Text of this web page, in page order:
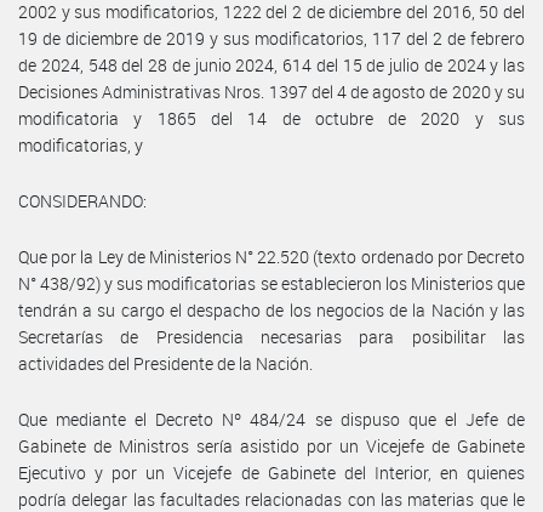
2002 y sus modificatorios, 1222 del 2 de diciembre del 2016, 50 del
19 de diciembre de 2019 y sus modificatorios, 117 del 2 de febrero
de 2024, 548 del 28 de junio 2024, 614 del 15 de julio de 2024 y las
Decisiones Administrativas Nros. 1397 del 4 de agosto de 2020 y su
modificatoria y 1865 del 14 de octubre de 2020 y sus
modificatorias, y
CONSIDERANDO:
Que por la Ley de Ministerios N° 22.520 (texto ordenado por Decreto
N° 438/92) y sus modificatorias se establecieron los Ministerios que
tendrán a su cargo el despacho de los negocios de la Nación y las
Secretarías de Presidencia necesarias para posibilitar las
actividades del Presidente de la Nación.
Que mediante el Decreto Nº 484/24 se dispuso que el Jefe de
Gabinete de Ministros sería asistido por un Vicejefe de Gabinete
Ejecutivo y por un Vicejefe de Gabinete del Interior, en quienes
podría delegar las facultades relacionadas con las materias que le